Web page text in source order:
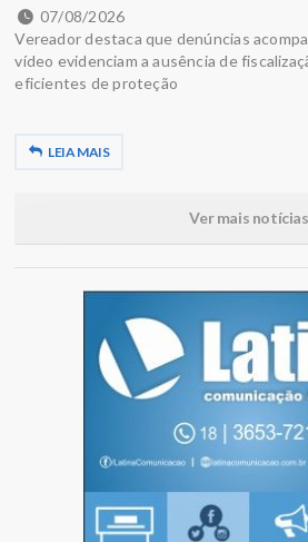
07/08/2026
Vereador destaca que denúncias
vídeo evidenciam a ausência de
eficientes de proteção
LEIA MAIS
Ver mais notícias